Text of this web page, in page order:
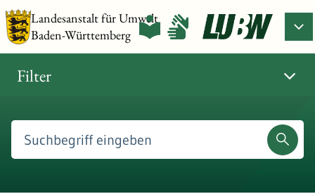
Landesanstalt für Umwelt
Baden-Württemberg
Filter